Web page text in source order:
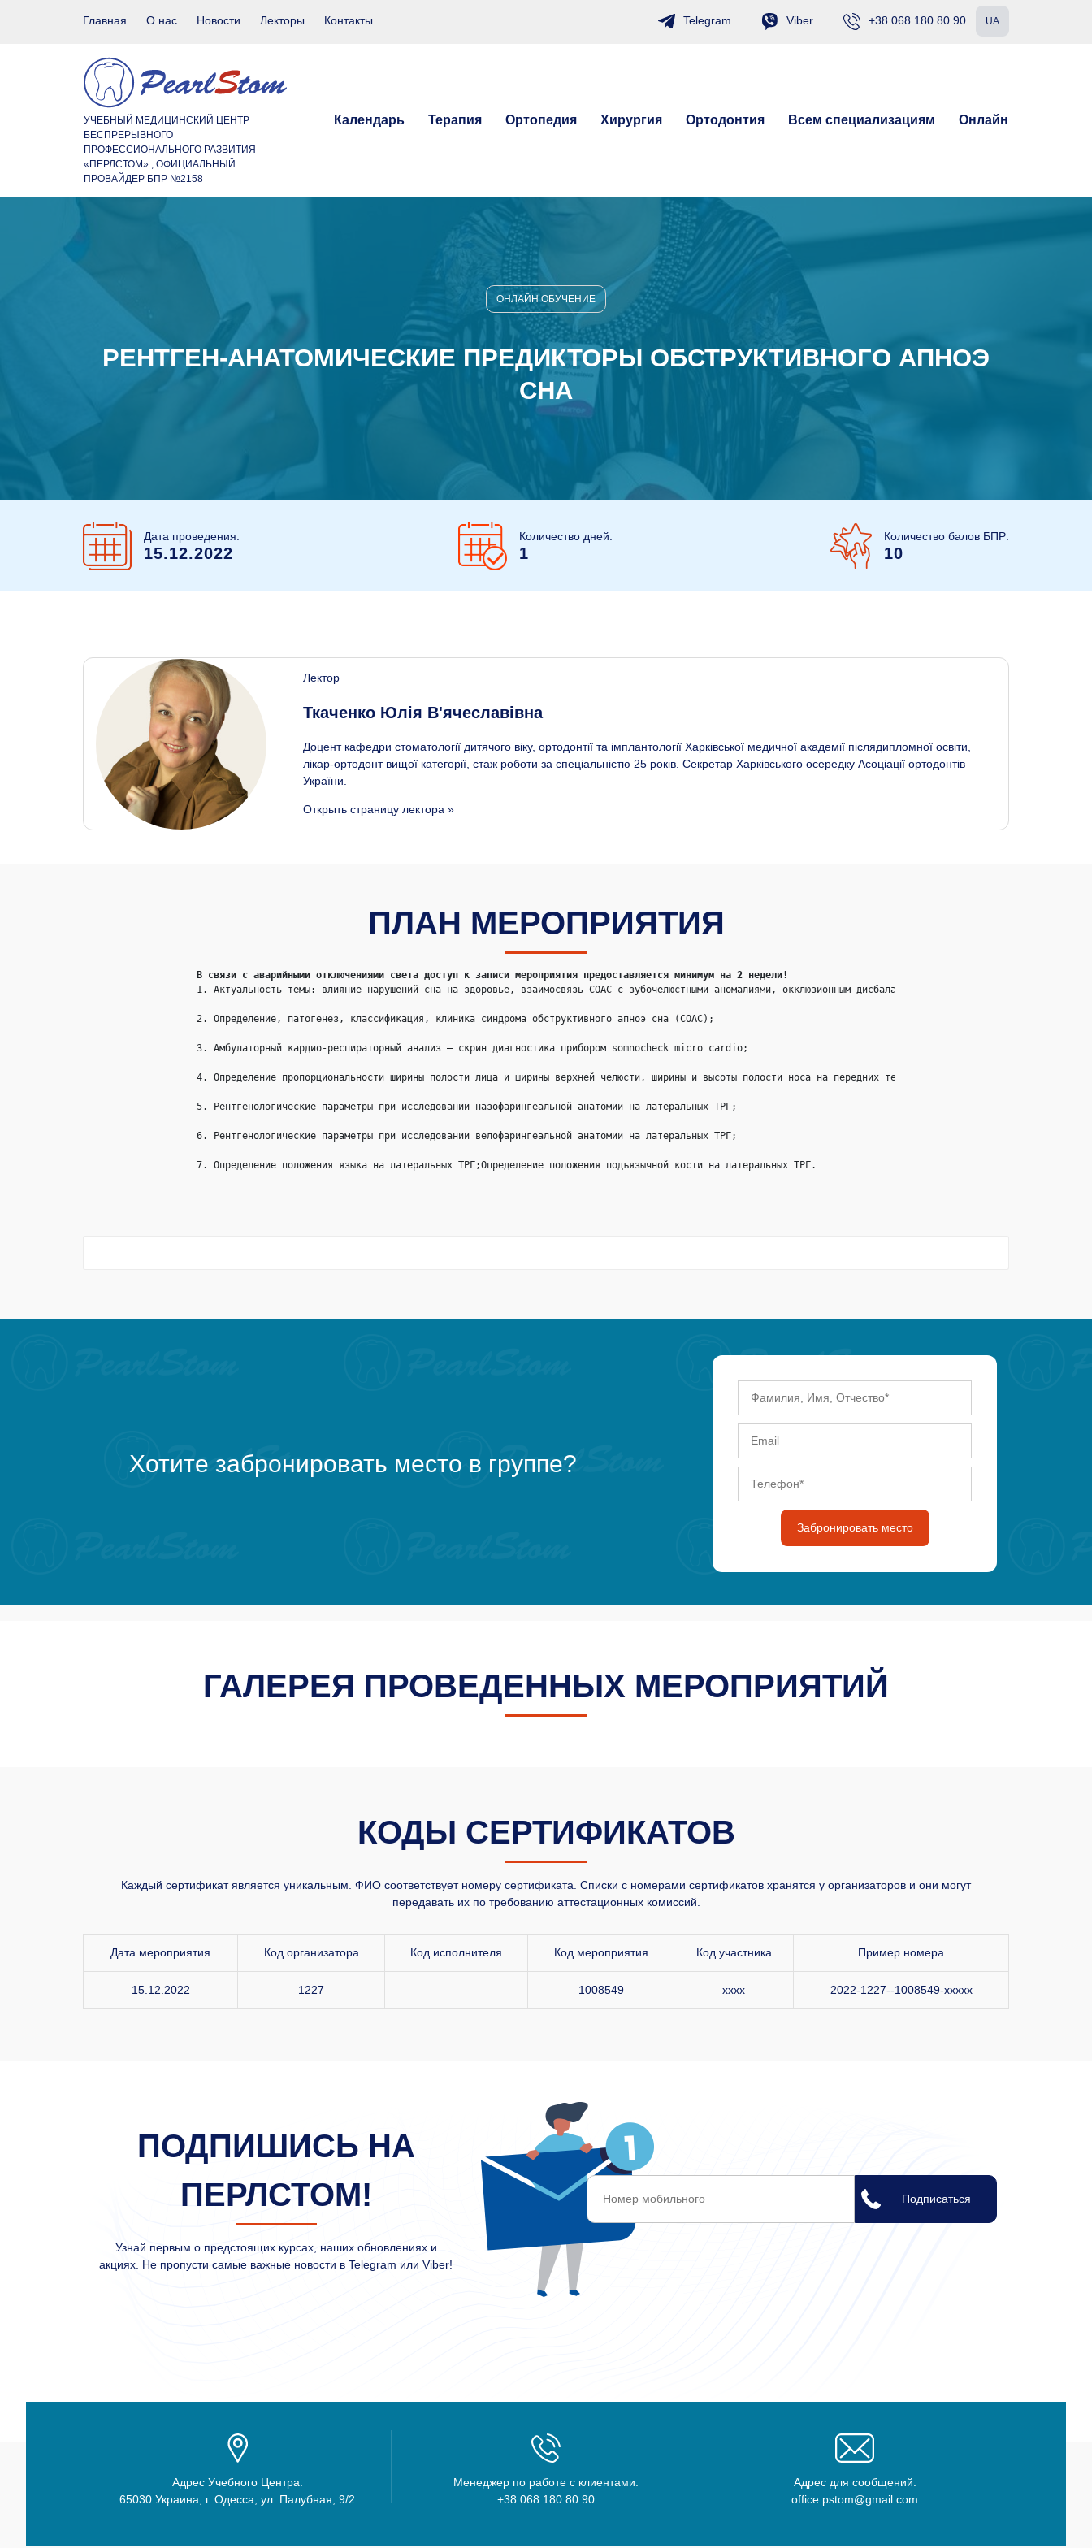
Главная О нас Новости Лекторы Контакты Telegram Viber +38 068 180 80 90 UA
УЧЕБНЫЙ МЕДИЦИНСКИЙ ЦЕНТР
БЕСПРЕРЫВНОГО
ПРОФЕССИОНАЛЬНОГО РАЗВИТИЯ
«ПЕРЛСТОМ» , ОФИЦИАЛЬНЫЙ
ПРОВАЙДЕР БПР №2158
Календарь Терапия Ортопедия Хирургия Ортодонтия Всем специализациям Онлайн
ОНЛАЙН ОБУЧЕНИЕ
РЕНТГЕН-АНАТОМИЧЕСКИЕ ПРЕДИКТОРЫ ОБСТРУКТИВНОГО АПНОЭ
СНА
Дата проведения:
15.12.2022
Количество дней:
1
Количество балов БПР:
10
Лектор
Ткаченко Юлія В'ячеславівна
Доцент кафедри стоматології дитячого віку, ортодонтії та імплантології Харківської медичної академії післядипломної освіти,
лікар-ортодонт вищої категорії, стаж роботи за спеціальністю 25 років. Секретар Харківського осередку Асоціації ортодонтів
України.
Открыть страницу лектора »
ПЛАН МЕРОПРИЯТИЯ
В связи с аварийными отключениями света доступ к записи мероприятия предоставляется минимум на 2 недели!
1. Актуальность темы: влияние нарушений сна на здоровье, взаимосвязь СОАС с зубочелюстными аномалиями, окклюзионным дисбалансом и бруксизмом
2. Определение, патогенез, классификация, клиника синдрома обструктивного апноэ сна (СОАС);
3. Амбулаторный кардио-респираторный анализ – скрин диагностика прибором somnocheck micro cardio;
4. Определение пропорциональности ширины полости лица и ширины верхней челюсти, ширины и высоты полости носа на передних телерентгенограммах (ТРГ).
5. Рентгенологические параметры при исследовании назофарингеальной анатомии на латеральных ТРГ;
6. Рентгенологические параметры при исследовании велофарингеальной анатомии на латеральных ТРГ;
7. Определение положения языка на латеральных ТРГ;Определение положения подъязычной кости на латеральных ТРГ.
Хотите забронировать место в группе?
Забронировать место
ГАЛЕРЕЯ ПРОВЕДЕННЫХ МЕРОПРИЯТИЙ
КОДЫ СЕРТИФИКАТОВ
Каждый сертификат является уникальным. ФИО соответствует номеру сертификата. Списки с номерами сертификатов хранятся у организаторов и они могут
передавать их по требованию аттестационных комиссий.
Дата мероприятия Код организатора Код исполнителя Код мероприятия Код участника Пример номера
15.12.2022 1227 1008549 xxxx 2022-1227--1008549-xxxxx
ПОДПИШИСЬ НА
ПЕРЛСТОМ!
Узнай первым о предстоящих курсах, наших обновлениях и
акциях. Не пропусти самые важные новости в Telegram или Viber!
Адрес Учебного Центра:
65030 Украина, г. Одесса, ул. Палубная, 9/2
Менеджер по работе с клиентами:
+38 068 180 80 90
Адрес для сообщений:
office.pstom@gmail.com